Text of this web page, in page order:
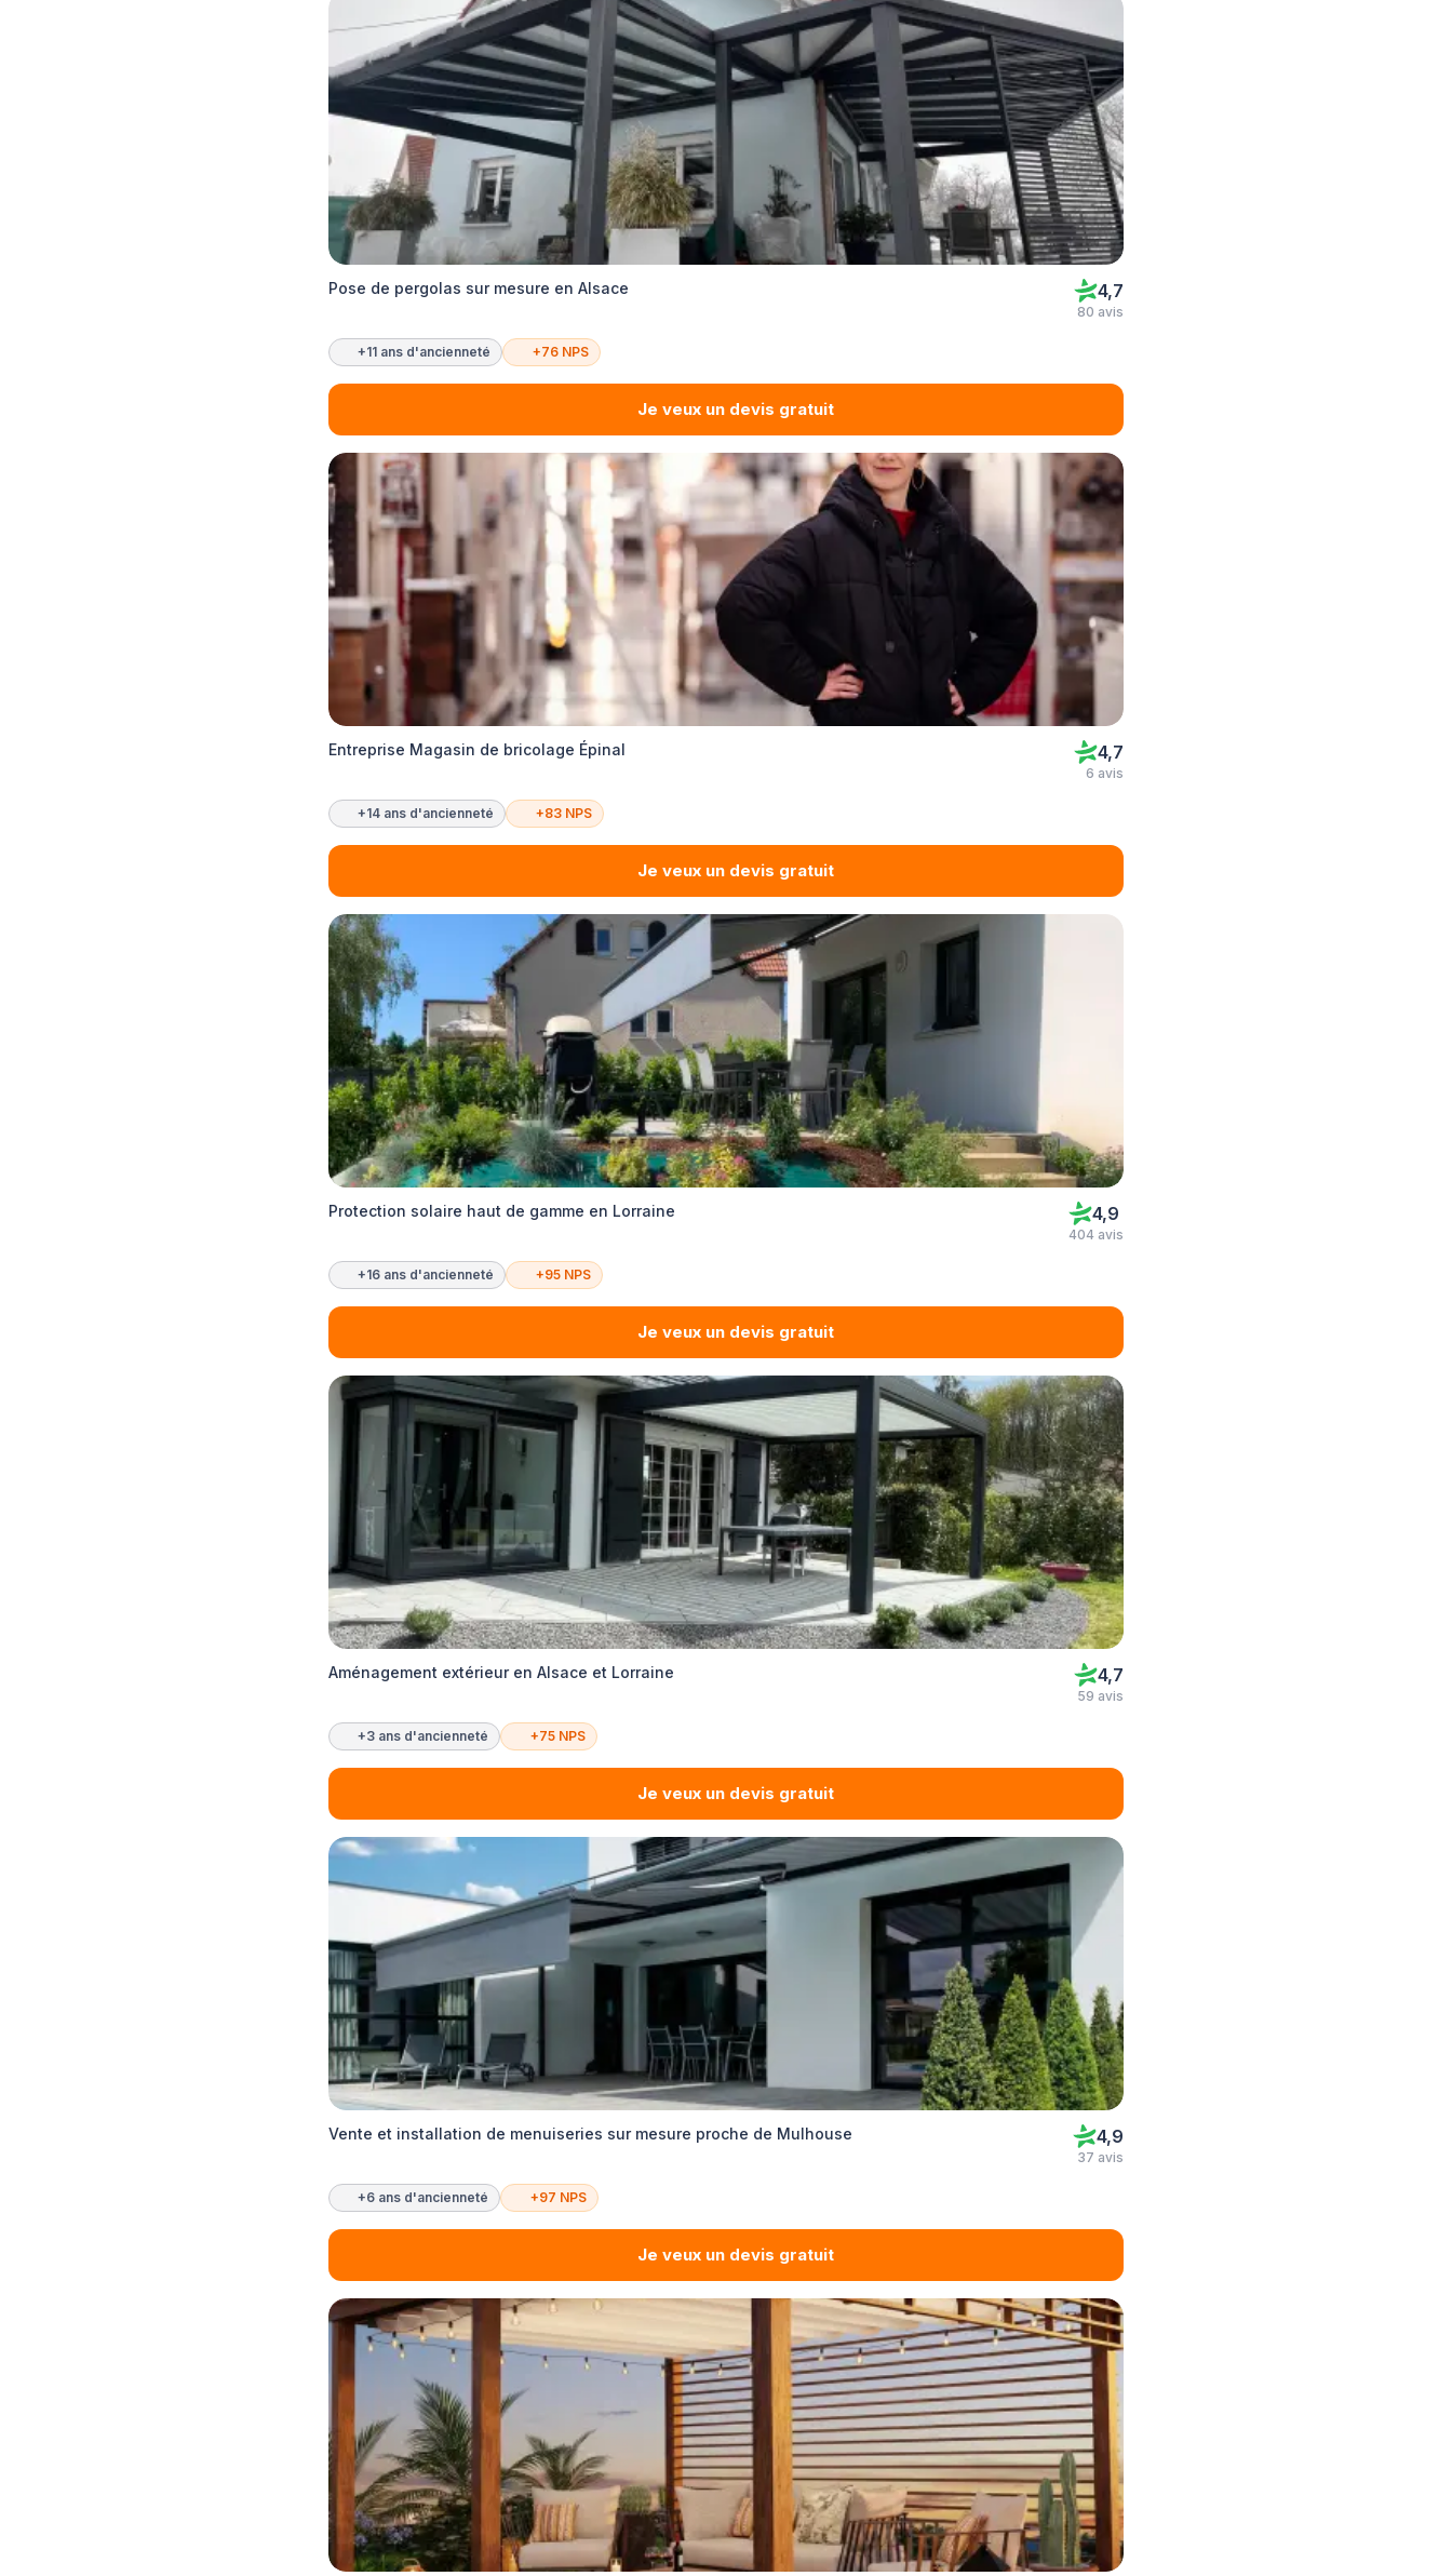
Pose de pergolas sur mesure en Alsace 4,7
80 avis
+11 ans d'ancienneté +76 NPS
Je veux un devis gratuit
Entreprise Magasin de bricolage Épinal 4,7
6 avis
+14 ans d'ancienneté +83 NPS
Je veux un devis gratuit
Protection solaire haut de gamme en Lorraine 4,9
404 avis
+16 ans d'ancienneté +95 NPS
Je veux un devis gratuit
Aménagement extérieur en Alsace et Lorraine 4,7
59 avis
+3 ans d'ancienneté +75 NPS
Je veux un devis gratuit
Vente et installation de menuiseries sur mesure proche de Mulhouse 4,9
37 avis
+6 ans d'ancienneté +97 NPS
Je veux un devis gratuit